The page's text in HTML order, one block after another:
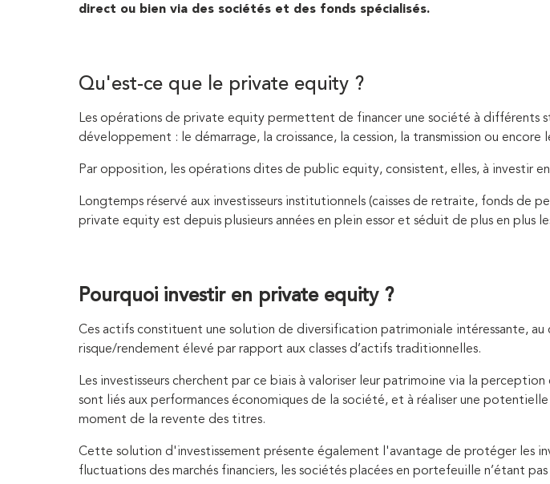
direct ou bien via des sociétés et des fonds spécialisés.
Qu'est-ce que le private equity ?
Les opérations de private equity permettent de financer une société à différents
développement : le démarrage, la croissance, la cession, la transmission ou encore
Par opposition, les opérations dites de public equity, consistent, elles, à investir en
Longtemps réservé aux investisseurs institutionnels (caisses de retraite, fonds de
private equity est depuis plusieurs années en plein essor et séduit de plus en plus
Pourquoi investir en private equity ?
Ces actifs constituent une solution de diversification patrimoniale intéressante, au
risque/rendement élevé par rapport aux classes d’actifs traditionnelles.
Les investisseurs cherchent par ce biais à valoriser leur patrimoine via la
sont liés aux performances économiques de la société, et à réaliser une potentielle
moment de la revente des titres.
Cette solution d'investissement présente également l'avantage de protéger les
fluctuations des marchés financiers, les sociétés placées en portefeuille n’étant